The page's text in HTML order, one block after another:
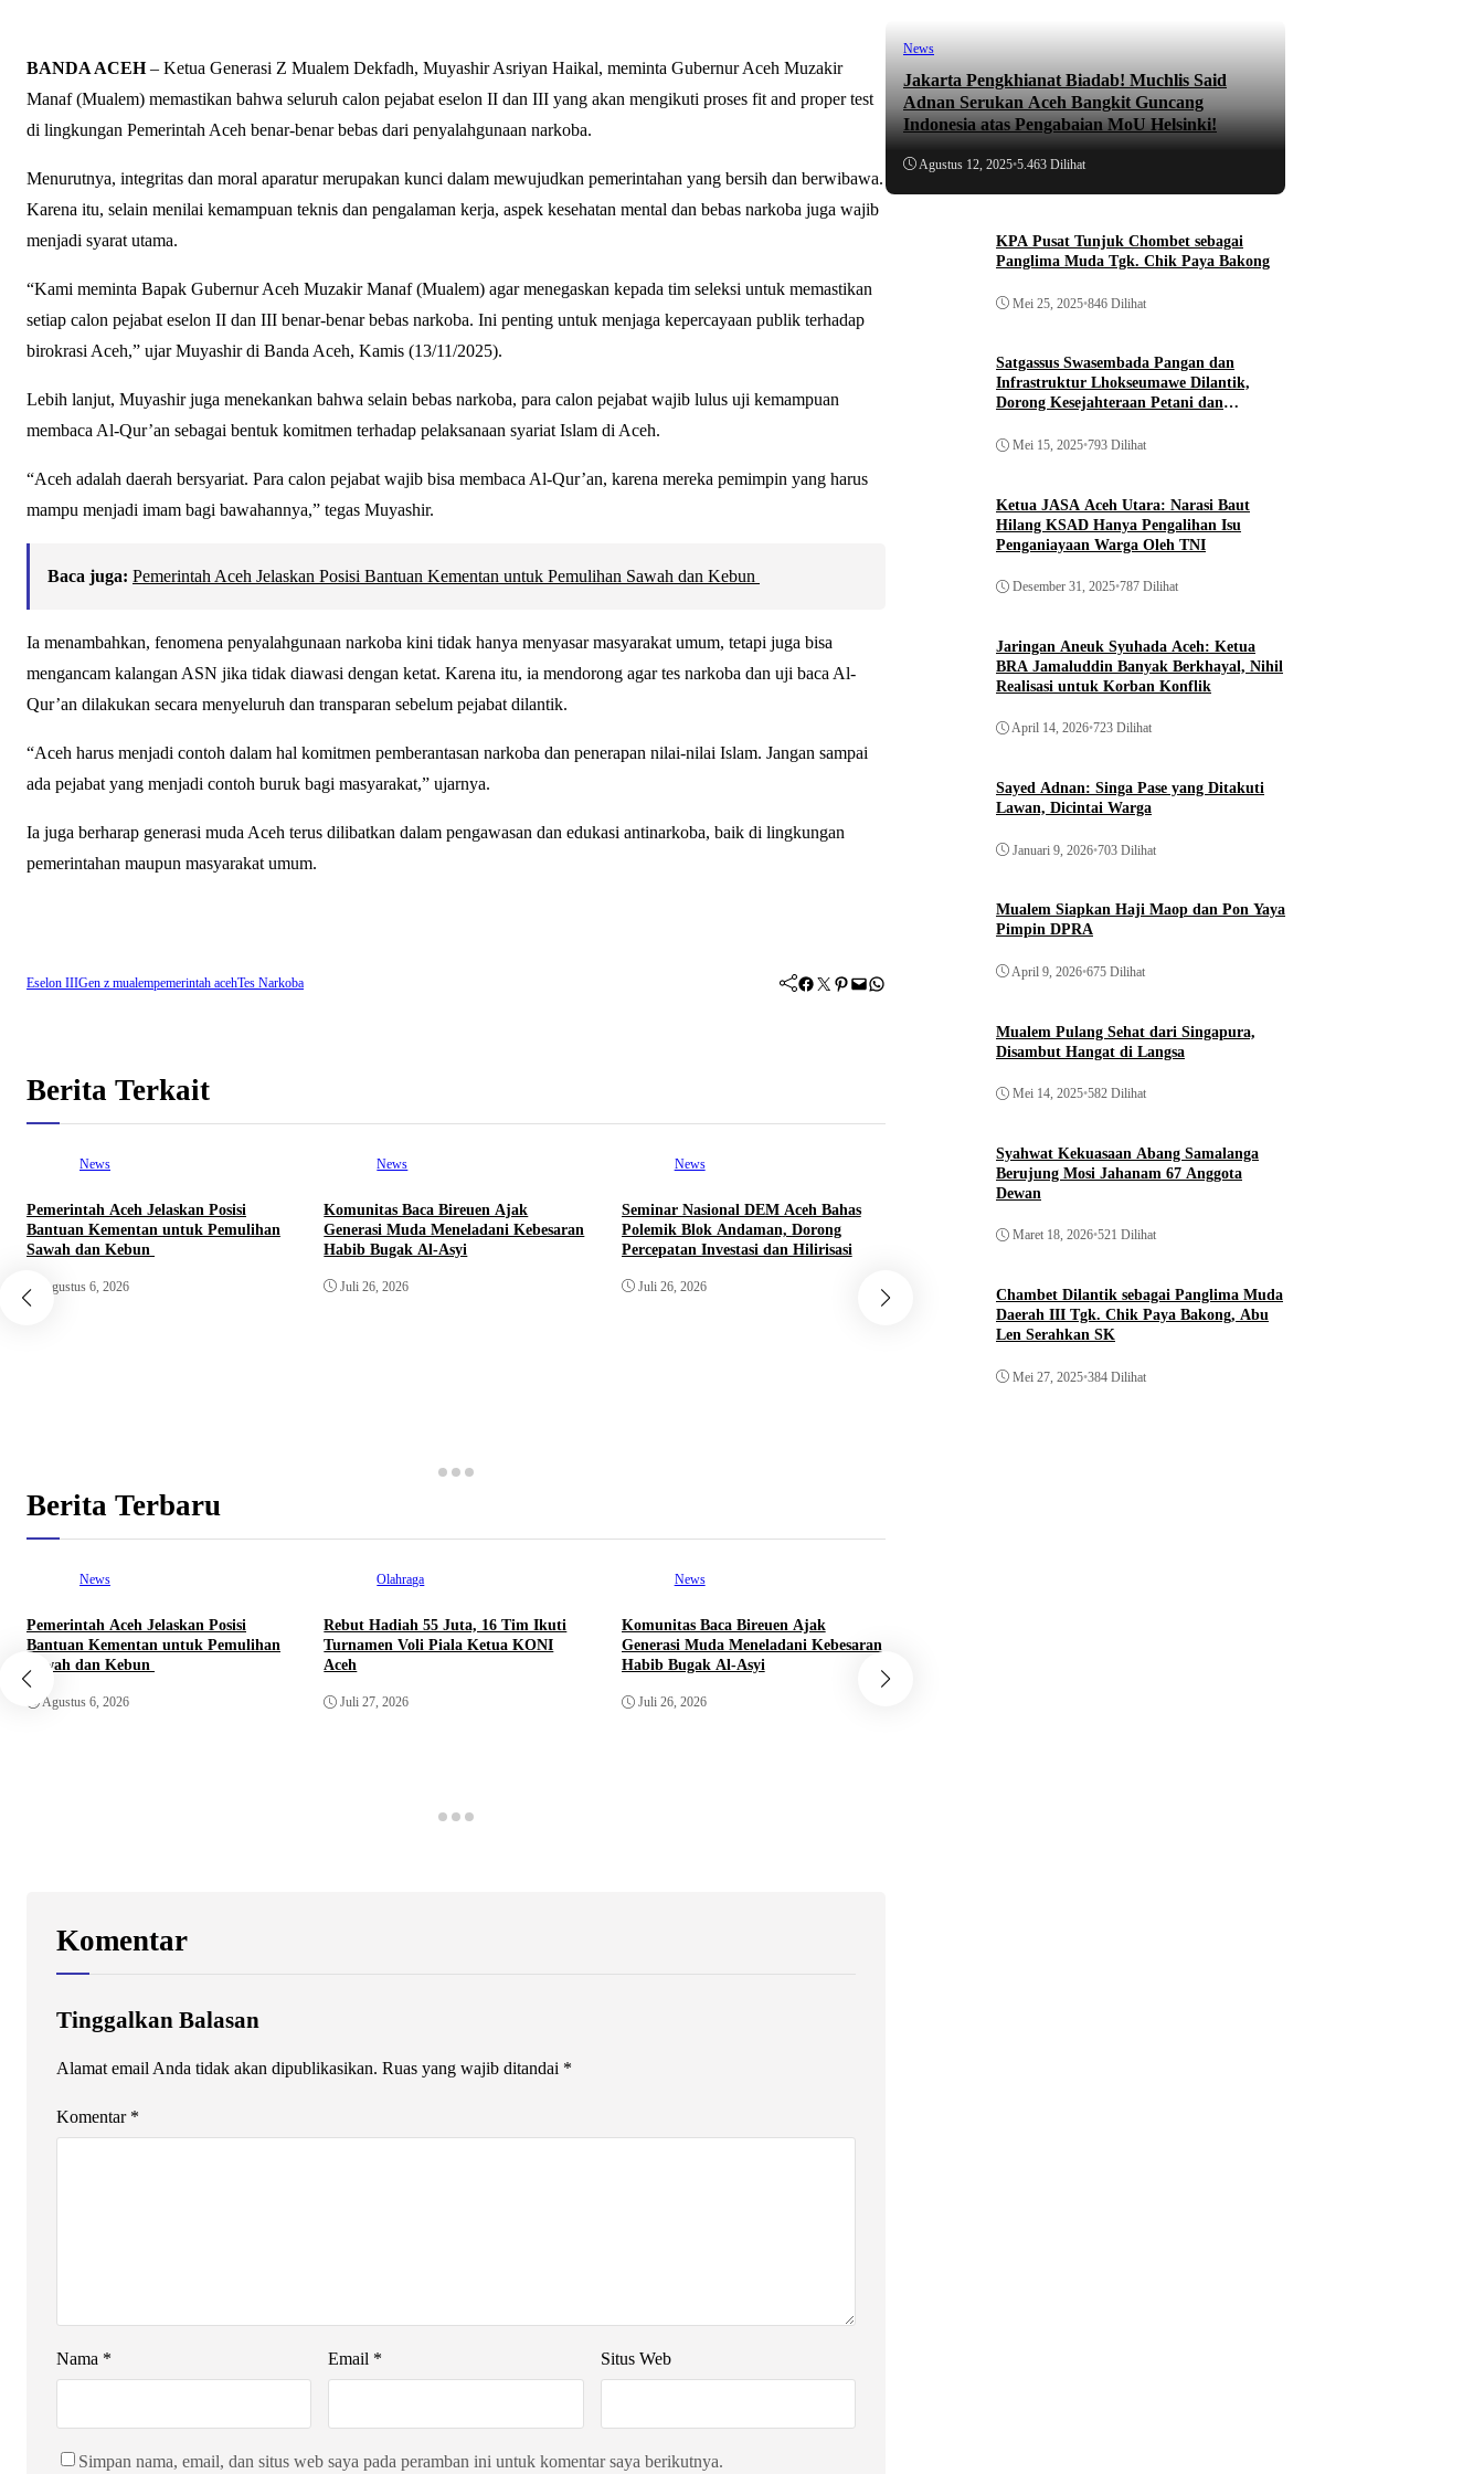
BANDA ACEH– Ketua Generasi Z Mualem Dekfadh, Muyashir Asriyan Haikal, meminta Gubernur Aceh Muzakir
Manaf (Mualem) memastikan bahwa seluruh calon pejabat eselon II dan III yang akan mengikuti proses fit and proper test
di lingkungan Pemerintah Aceh benar-benar bebas dari penyalahgunaan narkoba.
Menurutnya, integritas dan moral aparatur merupakan kunci dalam mewujudkan pemerintahan yang bersih dan berwibawa.
Karena itu, selain menilai kemampuan teknis dan pengalaman kerja, aspek kesehatan mental dan bebas narkoba juga wajib
menjadi syarat utama.
“Kami meminta Bapak Gubernur Aceh Muzakir Manaf (Mualem) agar menegaskan kepada tim seleksi untuk memastikan
setiap calon pejabat eselon II dan III benar-benar bebas narkoba. Ini penting untuk menjaga kepercayaan publik terhadap
birokrasi Aceh,” ujar Muyashir di Banda Aceh, Kamis (13/11/2025).
Lebih lanjut, Muyashir juga menekankan bahwa selain bebas narkoba, para calon pejabat wajib lulus uji kemampuan
membaca Al-Qur’an sebagai bentuk komitmen terhadap pelaksanaan syariat Islam di Aceh.
“Aceh adalah daerah bersyariat. Para calon pejabat wajib bisa membaca Al-Qur’an, karena mereka pemimpin yang harus
mampu menjadi imam bagi bawahannya,” tegas Muyashir.
Baca juga: Pemerintah Aceh Jelaskan Posisi Bantuan Kementan untuk Pemulihan Sawah dan Kebun
Ia menambahkan, fenomena penyalahgunaan narkoba kini tidak hanya menyasar masyarakat umum, tetapi juga bisa
mengancam kalangan ASN jika tidak diawasi dengan ketat. Karena itu, ia mendorong agar tes narkoba dan uji baca Al-
Qur’an dilakukan secara menyeluruh dan transparan sebelum pejabat dilantik.
“Aceh harus menjadi contoh dalam hal komitmen pemberantasan narkoba dan penerapan nilai-nilai Islam. Jangan sampai
ada pejabat yang menjadi contoh buruk bagi masyarakat,” ujarnya.
Ia juga berharap generasi muda Aceh terus dilibatkan dalam pengawasan dan edukasi antinarkoba, baik di lingkungan
pemerintahan maupun masyarakat umum.
Eselon IIIGen z mualempemerintah acehTes Narkoba Facebook Twitter Pinterest Mail WhatsApp
Berita Terkait
News
Pemerintah Aceh Jelaskan Posisi
Bantuan Kementan untuk Pemulihan
Sawah dan Kebun
Agustus 6, 2026
News
Komunitas Baca Bireuen Ajak
Generasi Muda Meneladani Kebesaran
Habib Bugak Al-Asyi
Juli 26, 2026
News
Seminar Nasional DEM Aceh Bahas
Polemik Blok Andaman, Dorong
Percepatan Investasi dan Hilirisasi
Juli 26, 2026
News
Aceh Gelar Khitanan Massal, Ratusan
Anak Terima Layanan Gratis
Berita Terbaru
News
Pemerintah Aceh Jelaskan Posisi
Bantuan Kementan untuk Pemulihan
Sawah dan Kebun
Agustus 6, 2026
Olahraga
Rebut Hadiah 55 Juta, 16 Tim Ikuti
Turnamen Voli Piala Ketua KONI
Aceh
Juli 27, 2026
News
Komunitas Baca Bireuen Ajak
Generasi Muda Meneladani Kebesaran
Habib Bugak Al-Asyi
Juli 26, 2026
Komentar
Tinggalkan Balasan
Alamat email Anda tidak akan dipublikasikan. Ruas yang wajib ditandai *
Komentar *
Nama * Email * Situs Web
Simpan nama, email, dan situs web saya pada peramban ini untuk komentar saya berikutnya.
News
Jakarta Pengkhianat Biadab! Muchlis Said
Adnan Serukan Aceh Bangkit Guncang
Indonesia atas Pengabaian MoU Helsinki!
Agustus 12, 2025•5.463 Dilihat
KPA Pusat Tunjuk Chombet sebagai
Panglima Muda Tgk. Chik Paya Bakong
Mei 25, 2025•846 Dilihat
Satgassus Swasembada Pangan dan
Infrastruktur Lhokseumawe Dilantik,
Dorong Kesejahteraan Petani dan
Mei 15, 2025•793 Dilihat
Ketua JASA Aceh Utara: Narasi Baut
Hilang KSAD Hanya Pengalihan Isu
Penganiayaan Warga Oleh TNI
Desember 31, 2025•787 Dilihat
Jaringan Aneuk Syuhada Aceh: Ketua
BRA Jamaluddin Banyak Berkhayal, Nihil
Realisasi untuk Korban Konflik
April 14, 2026•723 Dilihat
Sayed Adnan: Singa Pase yang Ditakuti
Lawan, Dicintai Warga
Januari 9, 2026•703 Dilihat
Mualem Siapkan Haji Maop dan Pon Yaya
Pimpin DPRA
April 9, 2026•675 Dilihat
Mualem Pulang Sehat dari Singapura,
Disambut Hangat di Langsa
Mei 14, 2025•582 Dilihat
Syahwat Kekuasaan Abang Samalanga
Berujung Mosi Jahanam 67 Anggota
Dewan
Maret 18, 2026•521 Dilihat
Chambet Dilantik sebagai Panglima Muda
Daerah III Tgk. Chik Paya Bakong, Abu
Len Serahkan SK
Mei 27, 2025•384 Dilihat